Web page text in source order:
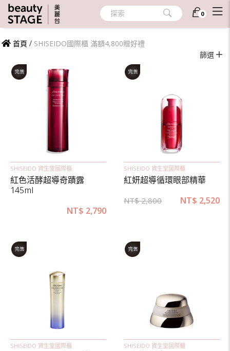
探索 0
SHISEIDO國際櫃 滿額4,800贈好禮
首頁 / SHISEIDO國際櫃 滿額4,800贈好禮
篩選
SHISEIDO 資生堂國際櫃
紅色活酵超導奇蹟露
145ml
NT$ 2,790
SHISEIDO 資生堂國際櫃
紅妍超導循環眼部精華
NT$2,800 NT$ 2,520
SHISEIDO 資生堂國際櫃 SHISEIDO 資生堂國際櫃